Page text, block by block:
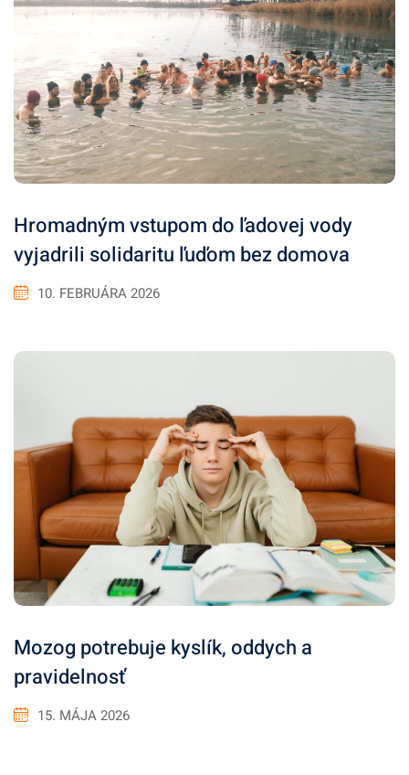
Hromadným vstupom do ľadovej vody
vyjadrili solidaritu ľuďom bez domova
10. FEBRUÁRA 2026
Mozog potrebuje kyslík, oddych a
pravidelnosť
15. MÁJA 2026